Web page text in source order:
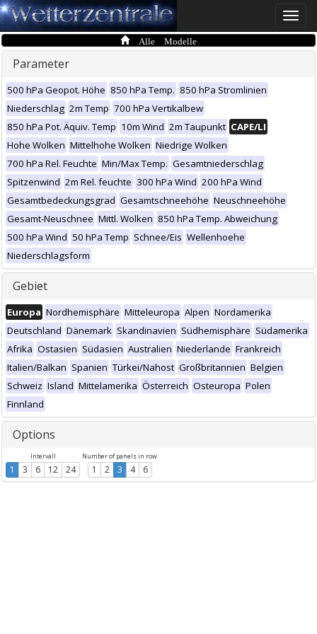
Toggle
Alle Modelle
Parameter
500 hPa Geopot. Höhe 850 hPa Temp. 850 hPa Stromlinien
Niederschlag 2m Temp 700 hPa Vertikalbew
850 hPa Pot. Äquiv. Temp 10m Wind 2m Taupunkt CAPE/LI
Hohe Wolken Mittelhohe Wolken Niedrige Wolken
700 hPa Rel. Feuchte Min/Max Temp. Gesamtniederschlag
Spitzenwind 2m Rel. feuchte 300 hPa Wind 200 hPa Wind
Gesamtbedeckungsgrad Gesamtschneehöhe Neuschneehöhe
Gesamt-Neuschnee Mittl. Wolken 850 hPa Temp. Abweichung
500 hPa Wind 50 hPa Temp Schnee/Eis Wellenhoehe
Niederschlagsform
Gebiet
Europa Nordhemisphäre Mitteleuropa Alpen Nordamerika
Deutschland Dänemark Skandinavien Südhemisphäre Südamerika
Afrika Ostasien Südasien Australien Niederlande Frankreich
Italien/Balkan Spanien Türkei/Nahost Großbritannien Belgien
Schweiz Island Mittelamerika Österreich Osteuropa Polen
Finnland
Options
Intervall
1 3 6 12 24
Number of panels in row
1 2 3 4 6